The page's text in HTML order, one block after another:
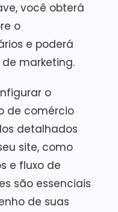
você obterá
o
e poderá
marketing.
o
de comércio
detalhados
site, como
e fluxo de
são essenciais
de suas